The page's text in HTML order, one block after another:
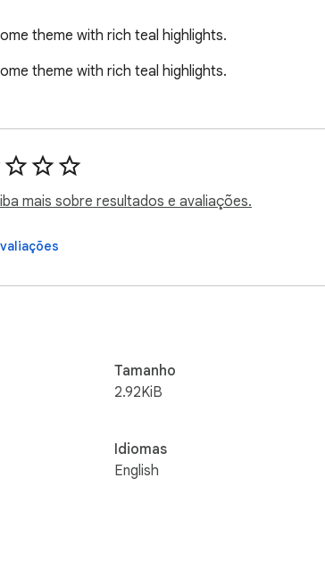
theme with rich teal highlights.
theme with rich teal highlights.
mais sobre resultados e avaliações.
Tamanho
2.92KiB
Idiomas
English